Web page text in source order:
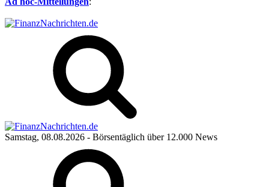
Samstag, 08.08.2026 - Börsentäglich über 12.000 News